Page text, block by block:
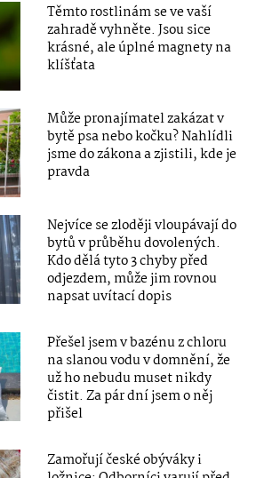
Těmto rostlinám se ve vaší
zahradě vyhněte. Jsou sice
krásné, ale úplné magnety na
klíšťata
Může pronajímatel zakázat v
bytě psa nebo kočku? Nahlídli
jsme do zákona a zjistili, kde je
pravda
Nejvíce se zloději vloupávají do
bytů v průběhu dovolených.
Kdo dělá tyto 3 chyby před
odjezdem, může jim rovnou
napsat uvítací dopis
Přešel jsem v bazénu z chloru
na slanou vodu v domnění, že
už ho nebudu muset nikdy
čistit. Za pár dní jsem o něj
přišel
Zamořují české obýváky i